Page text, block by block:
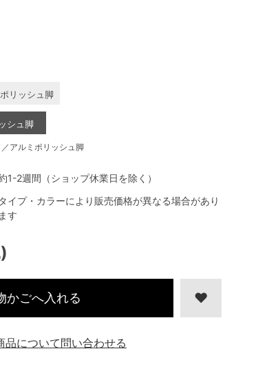
タイプ・カラーにより販売価格が異なる場合があり
ます
1-2週間（ショップ休業日を除く）
リッシュ脚
シュ脚
アルミポリッシュ脚
かごへ入れる
品について問い合わせる